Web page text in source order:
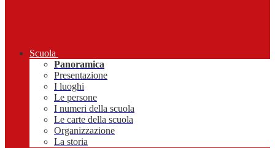
Scuola
Panoramica
Presentazione
I luoghi
Le persone
I numeri della scuola
Le carte della scuola
Organizzazione
La storia